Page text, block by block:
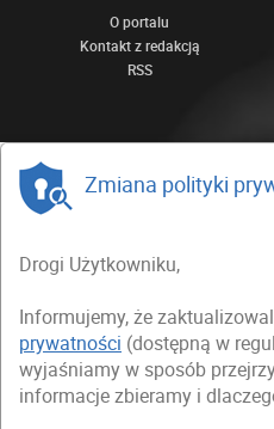
O portalu
Kontakt z redakcją
RSS
Zmiana polityki
Drogi Użytkowniku,
Informujemy, że
prywatności (dostępną w
wyjaśniamy w sposób
informacje zbieramy i